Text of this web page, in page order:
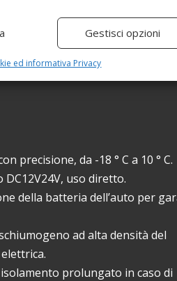
Gestisci opzioni
ed informativa Privacy
precisione, da -18 ° C a 10 ° C.
uso diretto.
della batteria dell’auto per
ad alta densità del
prolungato in caso di